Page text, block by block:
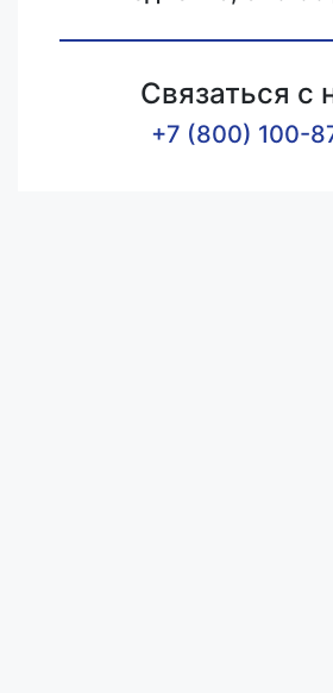
Связаться с
+7 (800) 100-